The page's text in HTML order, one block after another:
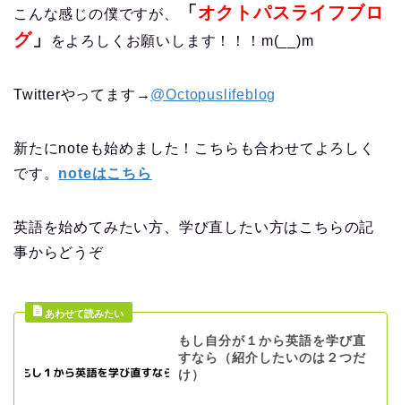
こんな感じの僕ですが、 「オクトパスライフブロ
グ」 をよろしくお願いします！！！m(__)m
Twitterやってます→ @Octopuslifeblog
新たにnoteも始めました！こちらも合わせてよろしく
です。 noteはこちら
英語を始めてみたい方、学び直したい方はこちらの記
事からどうぞ
もし自分が１から英語を学び直
すなら（紹介したいのは２つだ
け）